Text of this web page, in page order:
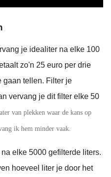
je idealiter na elke 100
zo'n 25 euro per drie
gaan tellen. Filter je
vervang je dit filter elke 50
van plekken waar de kans op
ik hem minder vaak.
elke 5000 gefilterde liters.
hoeveel liter je door het